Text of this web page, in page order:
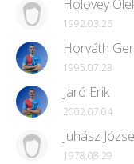
Holovey
1992.03.26
Horváth
1995.07.23
Jaró Erik
2002.07.04
Juhász
1978.08.29